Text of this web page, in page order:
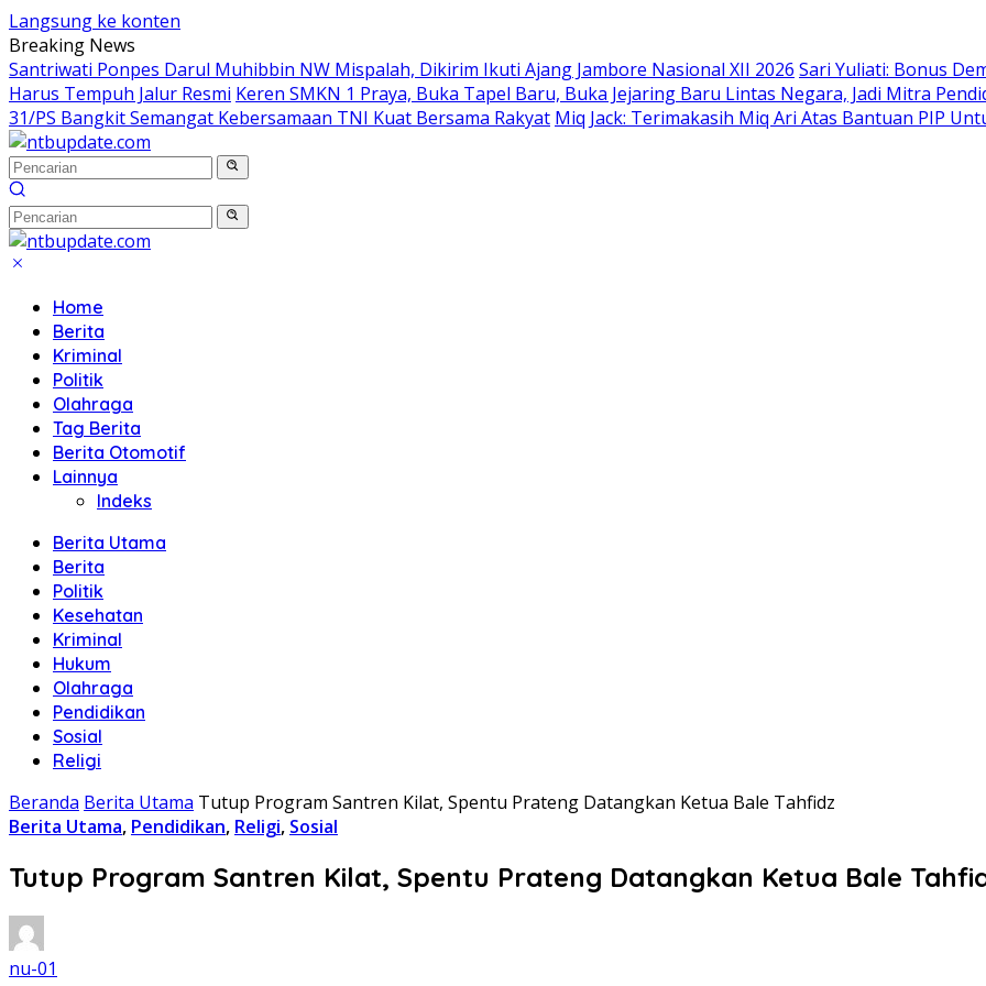
Langsung ke konten
Breaking News
Santriwati Ponpes Darul Muhibbin NW Mispalah, Dikirim Ikuti Ajang Jambore Nasional XII 2026 Sari Yuliati: Bonus
Harus Tempuh Jalur Resmi Keren SMKN 1 Praya, Buka Tapel Baru, Buka Jejaring Baru Lintas Negara, Jadi Mitra
31/PS Bangkit Semangat Kebersamaan TNI Kuat Bersama Rakyat Miq Jack: Terimakasih Miq Ari Atas Bantuan PIP
Home
Berita
Kriminal
Politik
Olahraga
Tag Berita
Berita Otomotif
Lainnya
Indeks
Berita Utama
Berita
Politik
Kesehatan
Kriminal
Hukum
Olahraga
Pendidikan
Sosial
Religi
Beranda Berita Utama Tutup Program Santren Kilat, Spentu Prateng Datangkan Ketua Bale Tahfidz
Berita Utama, Pendidikan, Religi, Sosial
Tutup Program Santren Kilat, Spentu Prateng Datangkan Ketua Bale
nu-01